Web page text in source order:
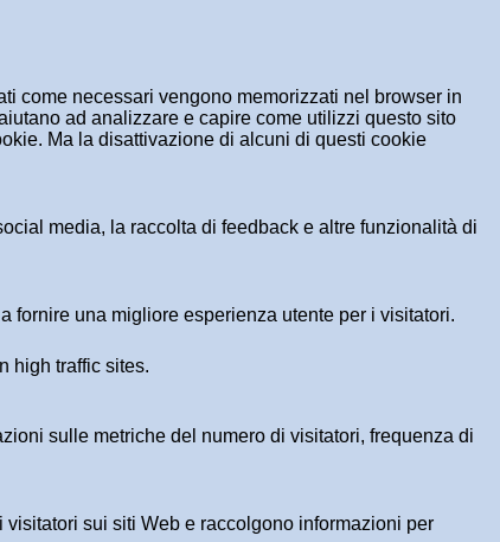
come necessari vengono memorizzati nel browser in
ad analizzare e capire come utilizzi questo sito
Ma la disattivazione di alcuni di questi cookie
media, la raccolta di feedback e altre funzionalità di
fornire una migliore esperienza utente per i visitatori.
high traffic sites.
sulle metriche del numero di visitatori, frequenza di
sui siti Web e raccolgono informazioni per